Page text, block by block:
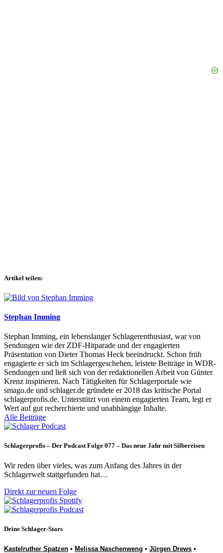
Artikel teilen:
Stephan Imming
Stephan Imming, ein lebenslanger Schlagerenthusiast, war von
Sendungen wie der ZDF-Hitparade und der engagierten
Präsentation von Dieter Thomas Heck beeindruckt. Schon früh
engagierte er sich im Schlagergeschehen, leistete Beiträge in WDR-
Sendungen und ließ sich von der redaktionellen Arbeit von Günter
Krenz inspirieren. Nach Tätigkeiten für Schlagerportale wie
smago.de und schlager.de gründete er 2018 das kritische Portal
schlagerprofis.de. Unterstützt von einem engagierten Team, legt er
Wert auf gut recherchierte und unabhängige Inhalte.
Alle Beiträge
Schlagerprofis – Der Podcast Folge 077 – Das neue Jahr mit Silbereisen
Wir reden über vieles, was zum Anfang des Jahres in der
Schlagerwelt stattgefunden hat…
Direkt zur neuen Folge
Deine Schlager-Stars
Kastelruther Spatzen • Melissa Naschenweng • Jürgen Drews •